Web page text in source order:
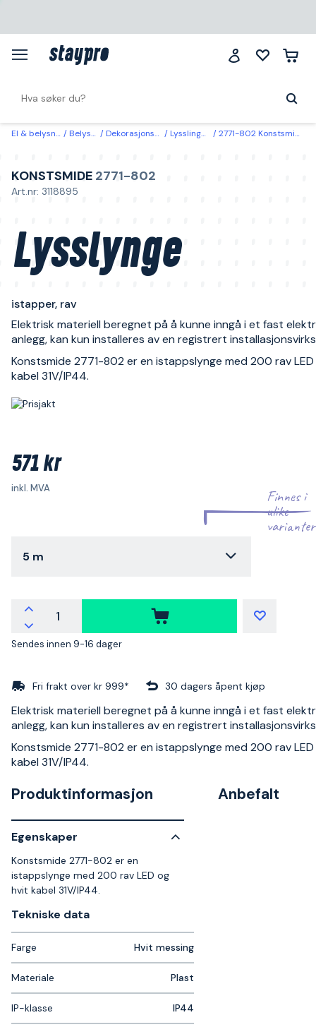
El & belysning Belysning Dekorasjonsbelysning Lysslinger & lysnett 2771-802 Konstsmide Lysslynge istapper, rav 5 m
KONSTSMIDE 2771-802
Art.nr: 3118895
Lysslynge
istapper, rav
Elektrisk materiell beregnet på å kunne inngå i et fast
anlegg, kan kun installeres av en registrert
Konstsmide 2771-802 er en istappslynge med 200 rav
kabel 31V/IP44.
571 kr
inkl. MVA
Finnes i
ulike
varianter
5 m
Sendes innen 9-16 dager
Fri frakt over kr 999* 30 dagers åpent kjøp
Elektrisk materiell beregnet på å kunne inngå i et fast
anlegg, kan kun installeres av en registrert
Konstsmide 2771-802 er en istappslynge med 200 rav
kabel 31V/IP44.
Produktinformasjon
Egenskaper
Konstsmide 2771-802 er en
istappslynge med 200 rav LED og
hvit kabel 31V/IP44.
Tekniske data​
Farge Hvit messing
Materiale Plast
IP-klasse IP44
Anbefalt